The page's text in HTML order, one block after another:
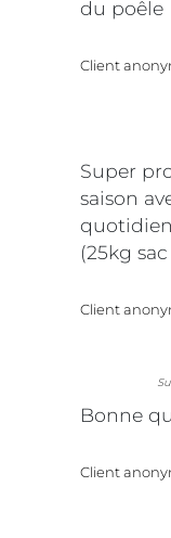
du poêle
Client
Super
saison
(25kg
Client
Bonne
Client